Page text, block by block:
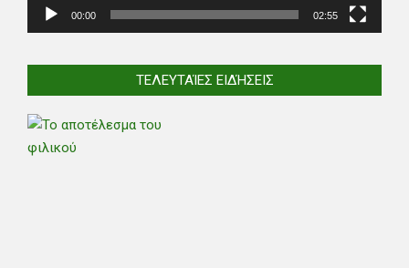
00:00 02:55
ΤΕΛΕΥΤΑΊΕΣ ΕΙΔΉΣΕΙΣ